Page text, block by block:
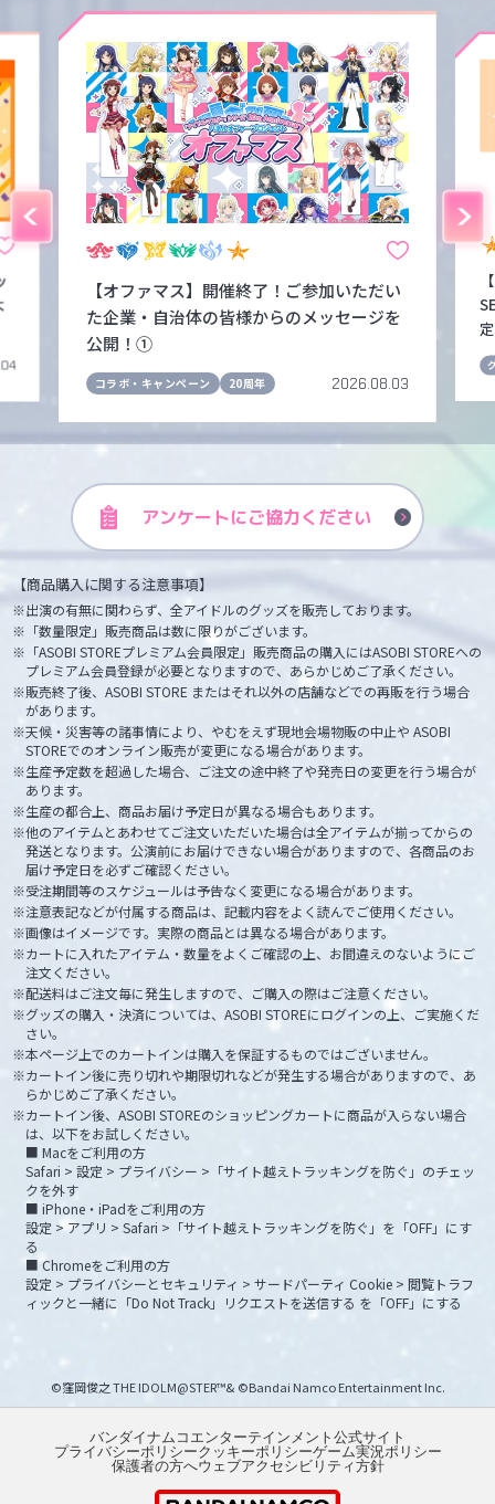
【オファマス】開催終了！ご参加いただい
た企業・自治体の皆様からのメッセージを
公開！①
コラボ・キャンペーン 20周年 2026.08.03
アンケートにご協力ください
【商品購入に関する注意事項】
出演の有無に関わらず、全アイドルのグッズを販売しております。
「数量限定」販売商品は数に限りがございます。
「ASOBI STOREプレミアム会員限定」販売商品の購入にはASOBI STOREへの
プレミアム会員登録が必要となりますので、あらかじめご了承ください。
販売終了後、ASOBI STORE またはそれ以外の店舗などでの再販を行う場合
があります。
天候・災害等の諸事情により、やむをえず現地会場物販の中止や ASOBI
STOREでのオンライン販売が変更になる場合があります。
生産予定数を超過した場合、ご注文の途中終了や発売日の変更を行う場合が
あります。
生産の都合上、商品お届け予定日が異なる場合もあります。
他のアイテムとあわせてご注文いただいた場合は全アイテムが揃ってからの
発送となります。公演前にお届けできない場合がありますので、各商品のお
届け予定日を必ずご確認ください。
受注期間等のスケジュールは予告なく変更になる場合があります。
注意表記などが付属する商品は、記載内容をよく読んでご使用ください。
画像はイメージです。実際の商品とは異なる場合があります。
カートに入れたアイテム・数量をよくご確認の上、お間違えのないようにご
注文ください。
配送料はご注文毎に発生しますので、ご購入の際はご注意ください。
グッズの購入・決済については、ASOBI STOREにログインの上、ご実施くだ
さい。
本ページ上でのカートインは購入を保証するものではございません。
カートイン後に売り切れや期限切れなどが発生する場合がありますので、あ
らかじめご了承ください。
カートイン後、ASOBI STOREのショッピングカートに商品が入らない場合
は、以下をお試しください。
■ Macをご利用の方
Safari > 設定 > プライバシー >「サイト越えトラッキングを防ぐ」のチェッ
クを外す
■ iPhone・iPadをご利用の方
設定 > アプリ > Safari >「サイト越えトラッキングを防ぐ」を「OFF」にす
る
■ Chromeをご利用の方
設定 > プライバシーとセキュリティ > サードパーティ Cookie > 閲覧トラフ
ィックと一緒に「Do Not Track」リクエストを送信する を「OFF」にする
©窪岡俊之 THE IDOLM@STER™& ©Bandai Namco Entertainment Inc.
バンダイナムコエンターテインメント公式サイト
プライバシーポリシークッキーポリシーゲーム実況ポリシー
保護者の方へウェブアクセシビリティ方針